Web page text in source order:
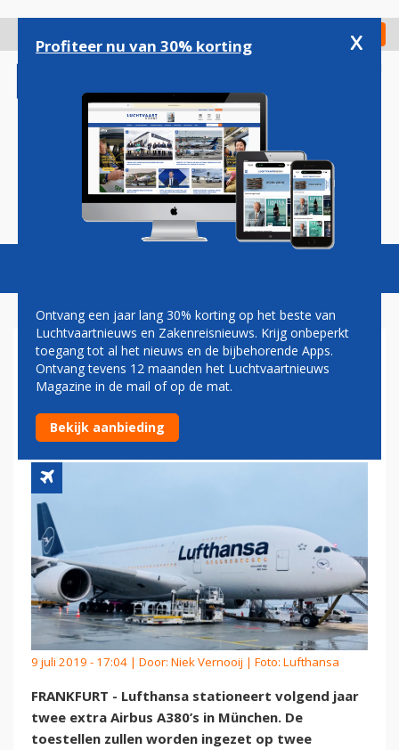
gaan
Check in
Magazine Podcasts Vacatures
LUFTHANSA STATIONEERT
HELFT A380-VLOOT IN
MÜNCHEN
9 juli 2019 - 17:04 | Door: Niek Vernooij | Foto: Lufthansa
FRANKFURT - Lufthansa stationeert volgend jaar
twee extra Airbus A380’s in München. De
toestellen zullen worden ingezet op twee
Profiteer nu van 30% korting x
Ontvang een jaar lang 30% korting op het beste van
Luchtvaartnieuws en Zakenreisnieuws. Krijg onbeperkt
toegang tot al het nieuws en de bijbehorende Apps.
Ontvang tevens 12 maanden het Luchtvaartnieuws
Magazine in de mail of op de mat.
Bekijk aanbieding